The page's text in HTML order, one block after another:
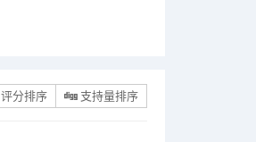
评分排序 支持量排序